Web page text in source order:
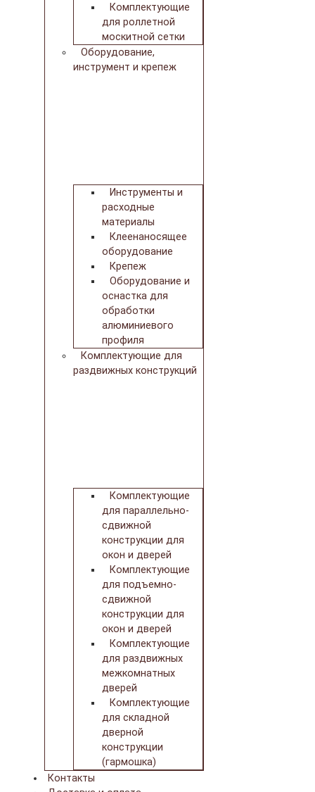
Комплектующие
для роллетной
москитной сетки
Оборудование,
инструмент и крепеж
Инструменты и
расходные
материалы
Клеенаносящее
оборудование
Крепеж
Оборудование и
оснастка для
обработки
алюминиевого
профиля
Комплектующие для
раздвижных конструкций
Комплектующие
для параллельно-
сдвижной
конструкции для
окон и дверей
Комплектующие
для подъемно-
сдвижной
конструкции для
окон и дверей
Комплектующие
для раздвижных
межкомнатных
дверей
Комплектующие
для складной
дверной
конструкции
(гармошка)
Контакты